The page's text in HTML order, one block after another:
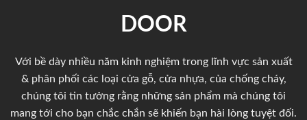
DOOR
Với bề dày nhiều năm kinh nghiệm trong lĩnh vực sản xuất
& phân phối các loại cửa gỗ, cửa nhựa, của chống cháy,
chúng tôi tin tưởng rằng những sản phẩm mà chúng tôi
mang tới cho bạn chắc chắn sẽ khiến bạn hài lòng tuyệt đối.